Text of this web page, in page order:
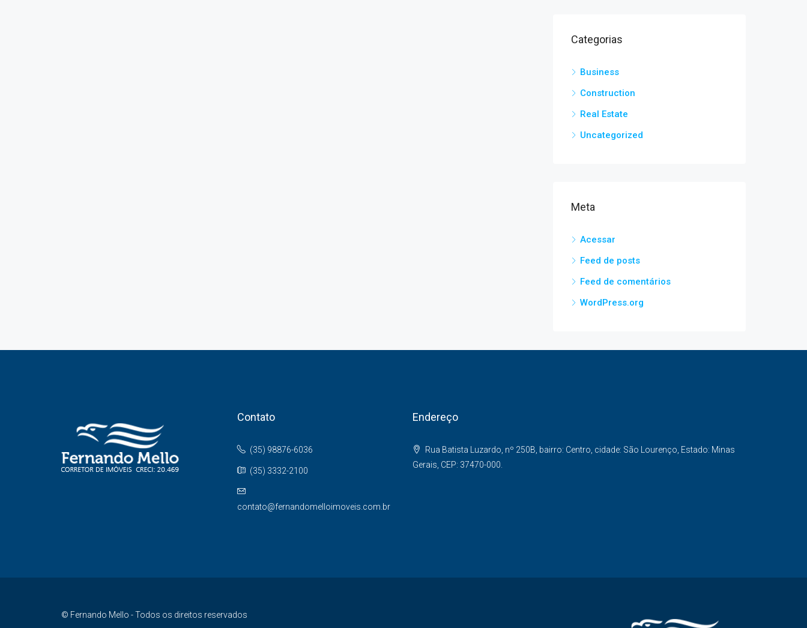
Categorias
Business
Construction
Real Estate
Uncategorized
Meta
Acessar
Feed de posts
Feed de comentários
WordPress.org
Contato
(35) 98876-6036
(35) 3332-2100
contato@fernandomelloimoveis.com.br
Endereço
Rua Batista Luzardo, nº 250B, bairro: Centro, cidade: São Lourenço, Estado: Minas
Gerais, CEP: 37470-000.
© Fernando Mello - Todos os direitos reservados